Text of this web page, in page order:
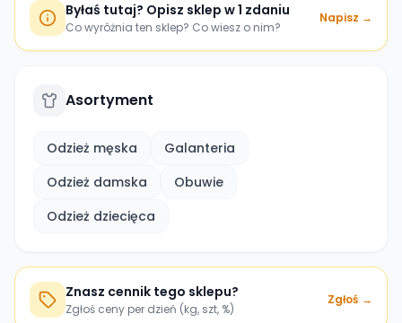
Byłaś tutaj? Opisz sklep w 1 zdaniu
Co wyróżnia ten sklep? Co wiesz o nim?
Napisz →
Asortyment
Odzież męska
Galanteria
Odzież damska
Obuwie
Odzież dziecięca
Znasz cennik tego sklepu?
Zgłoś ceny per dzień (kg, szt, %)
Zgłoś →